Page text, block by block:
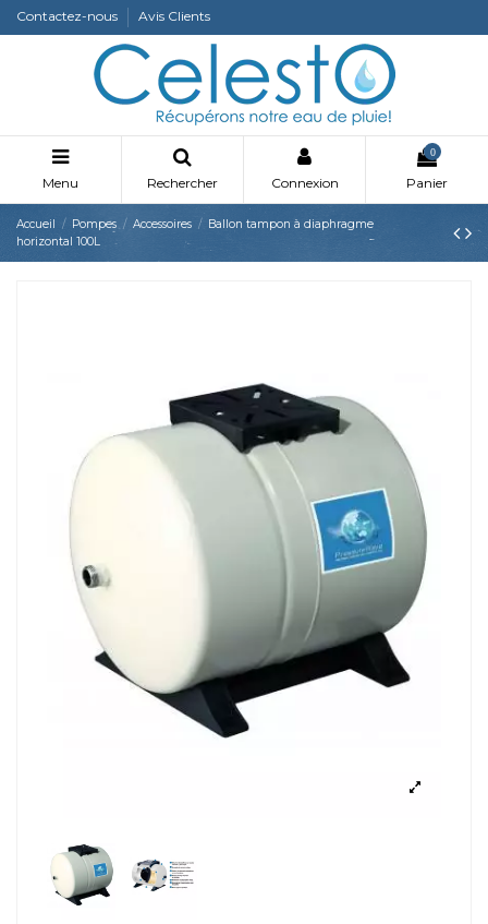
Contactez-nous Avis Clients
Menu Rechercher Connexion
0
Panier
Accueil Pompes Accessoires
Ballon tampon à diaphragme
horizontal 100L